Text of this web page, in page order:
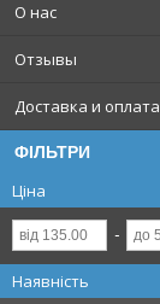
О нас
Отзывы
Доставка и оплата
ФІЛЬТРИ
Ціна
Наявність